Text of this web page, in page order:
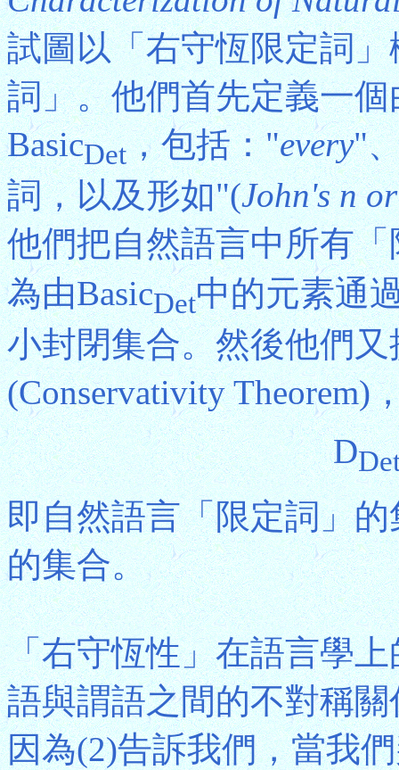
試圖以「右守恆限定詞
詞」。他們首先定義一
BasicDet，包括："every"
詞，以及形如"(John's n
他們把自然語言中所有
為由BasicDet中的元素通
小封閉集合。然後他們
(Conservativity Theorem)
D
即自然語言「限定詞」
的集合。
「右守恆性」在語言學
語與謂語之間的不對稱
因為(2)告訴我們，當我